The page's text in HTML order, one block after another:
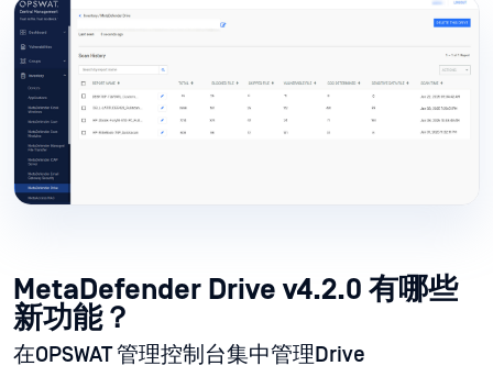
MetaDefender Drive v4.2.0 有哪些
新功能？
在OPSWAT 管理控制台集中管理Drive